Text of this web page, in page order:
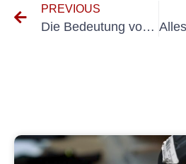
PREVIOUS
Die Bedeutung von mobilen Geräte-Tests in der heutigen technologiebetriebenen Welt